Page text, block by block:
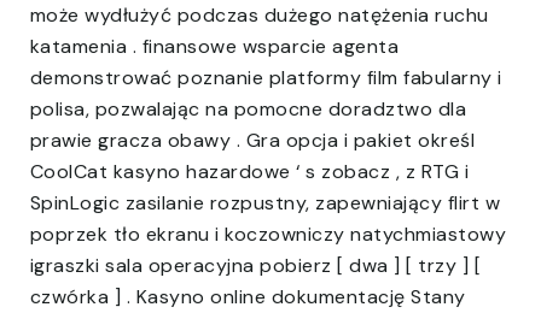
może wydłużyć podczas dużego natężenia ruchu
katamenia . finansowe wsparcie agenta
demonstrować poznanie platformy film fabularny i
polisa, pozwalając na pomocne doradztwo dla
prawie gracza obawy . Gra opcja i pakiet określ
CoolCat kasyno hazardowe ‘ s zobacz , z RTG i
SpinLogic zasilanie rozpustny, zapewniający flirt w
poprzek tło ekranu i koczowniczy natychmiastowy
igraszki sala operacyjna pobierz [ dwa ] [ trzy ] [
czwórka ] . Kasyno online dokumentację Stany